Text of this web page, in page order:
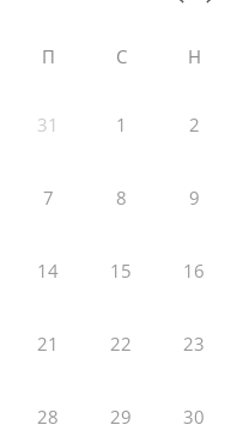
П С Н
31 1 2
7 8 9
14 15 16
21 22 23
28 29 30